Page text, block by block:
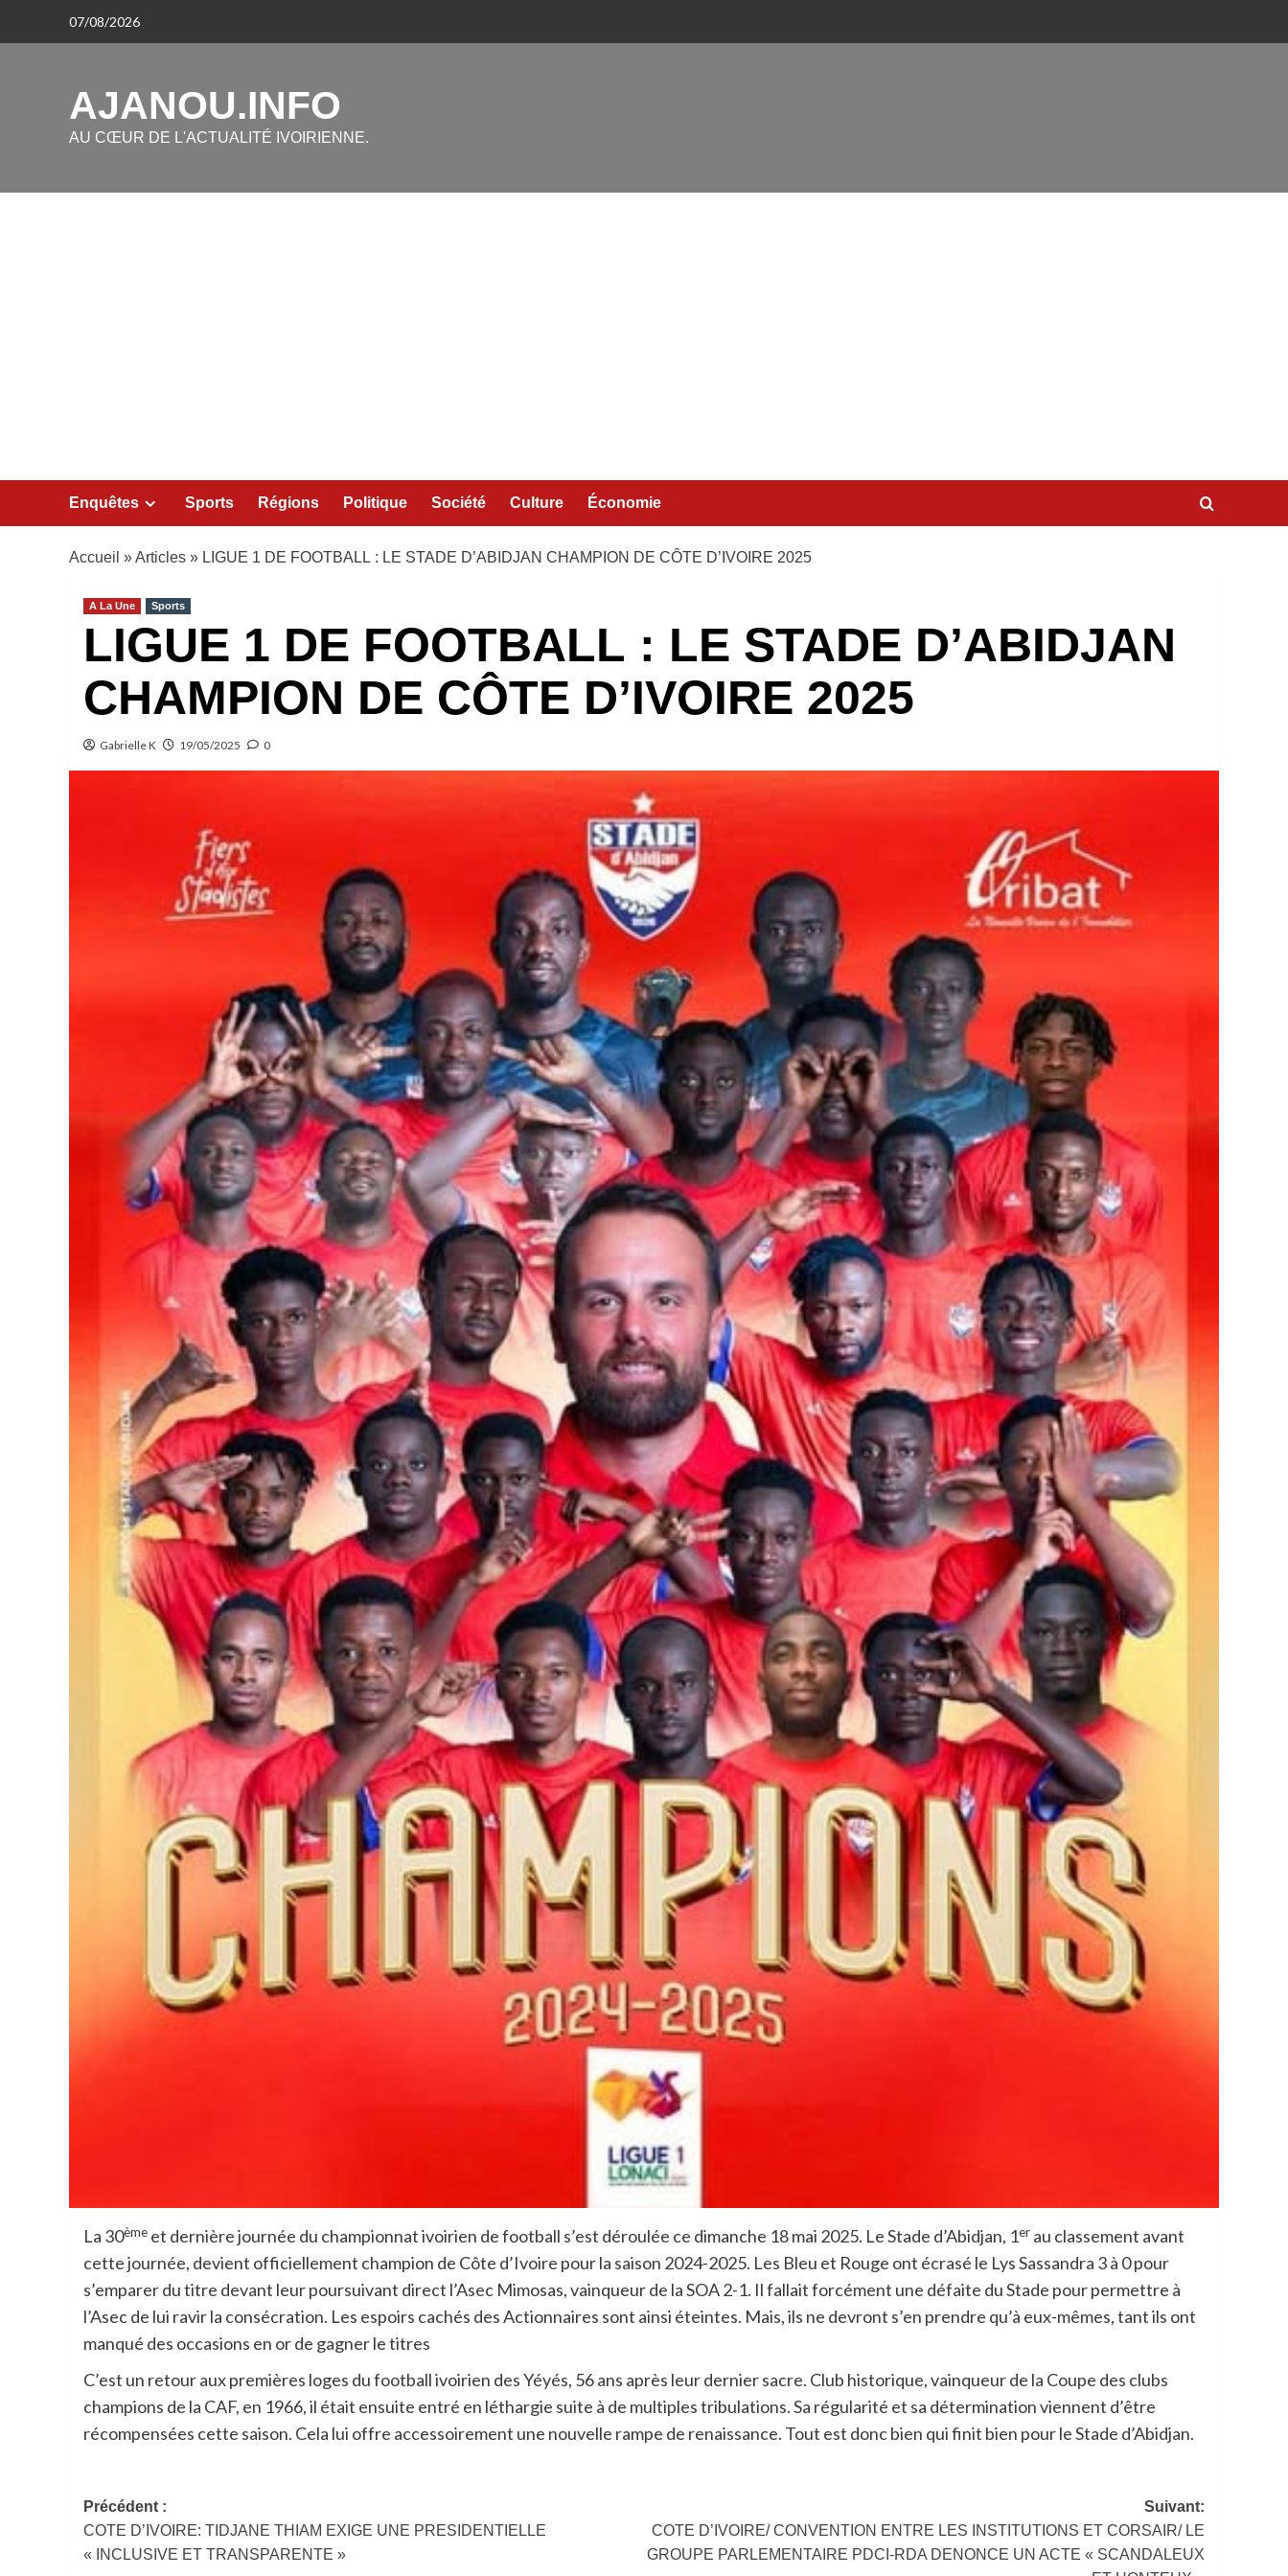
07/08/2026
AJANOU.INFO
AU CŒUR DE L'ACTUALITÉ IVOIRIENNE.
Enquêtes Sports Régions Politique Société Culture Économie
Accueil »Articles » LIGUE 1 DE FOOTBALL : LE STADE D’ABIDJAN CHAMPION DE CÔTE D’IVOIRE 2025
A La Une Sports
LIGUE 1 DE FOOTBALL : LE STADE D’ABIDJAN
CHAMPION DE CÔTE D’IVOIRE 2025
Gabrielle K 19/05/2025 0
La 30ème et dernière journée du championnat ivoirien de football s’est déroulée ce dimanche 18 mai 2025. Le Stade d’Abidjan, 1er au classement avant
cette journée, devient officiellement champion de Côte d’Ivoire pour la saison 2024-2025. Les Bleu et Rouge ont écrasé le Lys Sassandra 3 à 0 pour
s’emparer du titre devant leur poursuivant direct l’Asec Mimosas, vainqueur de la SOA 2-1. Il fallait forcément une défaite du Stade pour permettre à
l’Asec de lui ravir la consécration. Les espoirs cachés des Actionnaires sont ainsi éteintes. Mais, ils ne devront s’en prendre qu’à eux-mêmes, tant ils ont
manqué des occasions en or de gagner le titres
C’est un retour aux premières loges du football ivoirien des Yéyés, 56 ans après leur dernier sacre. Club historique, vainqueur de la Coupe des clubs
champions de la CAF, en 1966, il était ensuite entré en léthargie suite à de multiples tribulations. Sa régularité et sa détermination viennent d’être
récompensées cette saison. Cela lui offre accessoirement une nouvelle rampe de renaissance. Tout est donc bien qui finit bien pour le Stade d’Abidjan.
Navigation
d’article
Précédent :
COTE D’IVOIRE: TIDJANE THIAM EXIGE UNE PRESIDENTIELLE
« INCLUSIVE ET TRANSPARENTE »
Suivant:
COTE D’IVOIRE/ CONVENTION ENTRE LES INSTITUTIONS ET CORSAIR/ LE
GROUPE PARLEMENTAIRE PDCI-RDA DENONCE UN ACTE « SCANDALEUX